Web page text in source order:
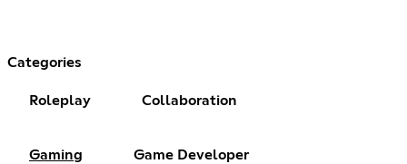
Categories
Roleplay Collaboration
Gaming Game Developer